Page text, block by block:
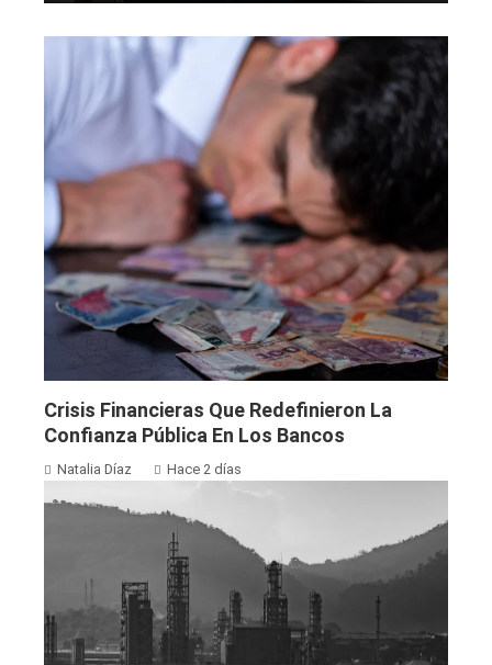
Crisis Financieras Que Redefinieron La
Confianza Pública En Los Bancos
Natalia Díaz Hace 2 días